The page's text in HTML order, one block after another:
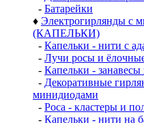
- Батарейки
♦ Электрогирлянды с
(КАПЕЛЬКИ)
- Капельки - нити с
- Лучи росы и
- Капельки - занавесы
- Декоративные
минидиодами
- Роса - кластеры и
- Капельки - нити на